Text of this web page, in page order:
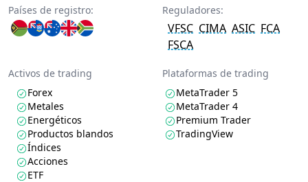
Países de registro: Reguladores:
VFSC CIMA ASIC FCA
FSCA
Activos de trading
Forex
Metales
Energéticos
Productos blandos
Índices
Acciones
ETF
Plataformas de trading
MetaTrader 5
MetaTrader 4
Premium Trader
TradingView